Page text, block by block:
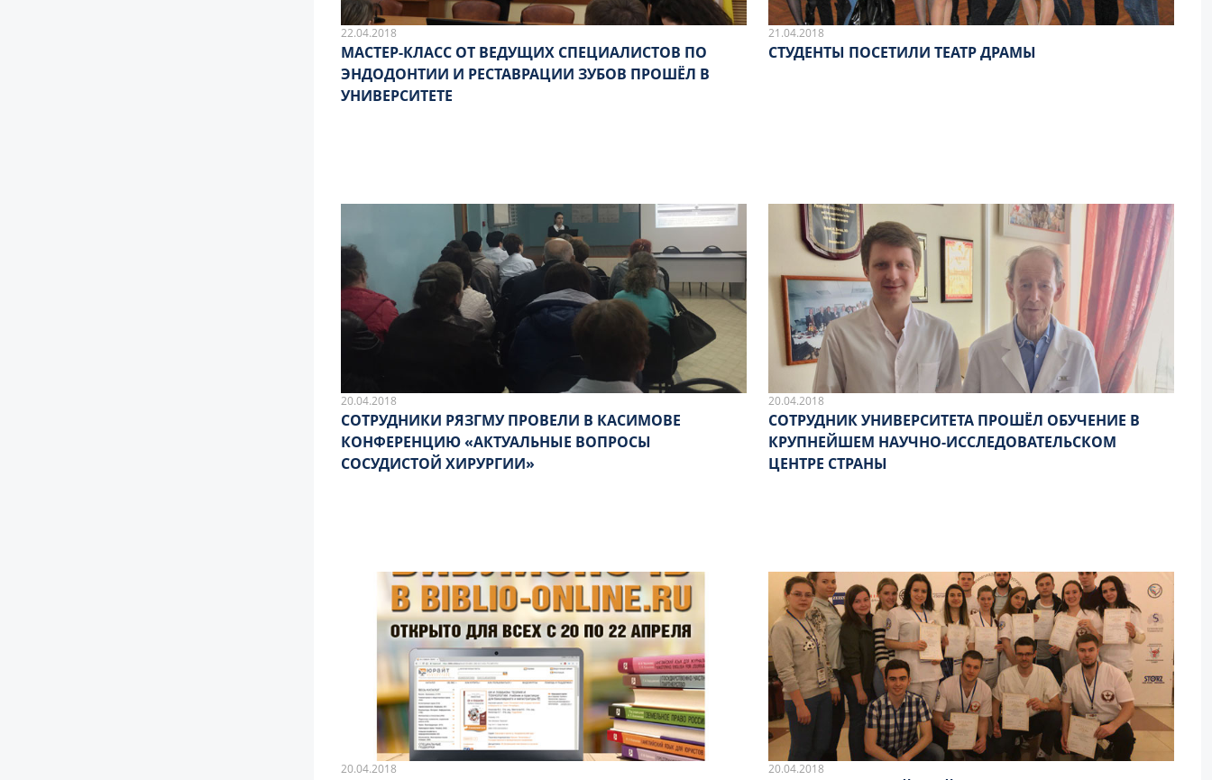
22.04.2018
МАСТЕР-КЛАСС ОТ ВЕДУЩИХ СПЕЦИАЛИСТОВ ПО
ЭНДОДОНТИИ И РЕСТАВРАЦИИ ЗУБОВ ПРОШЁЛ В
УНИВЕРСИТЕТЕ
21.04.2018
СТУДЕНТЫ ПОСЕТИЛИ ТЕАТР ДРАМЫ
20.04.2018
СОТРУДНИКИ РЯЗГМУ ПРОВЕЛИ В КАСИМОВЕ
КОНФЕРЕНЦИЮ «АКТУАЛЬНЫЕ ВОПРОСЫ
СОСУДИСТОЙ ХИРУРГИИ»
20.04.2018
СОТРУДНИК УНИВЕРСИТЕТА ПРОШЁЛ ОБУЧЕНИЕ В
КРУПНЕЙШЕМ НАУЧНО-ИССЛЕДОВАТЕЛЬСКОМ
ЦЕНТРЕ СТРАНЫ
20.04.2018 20.04.2018